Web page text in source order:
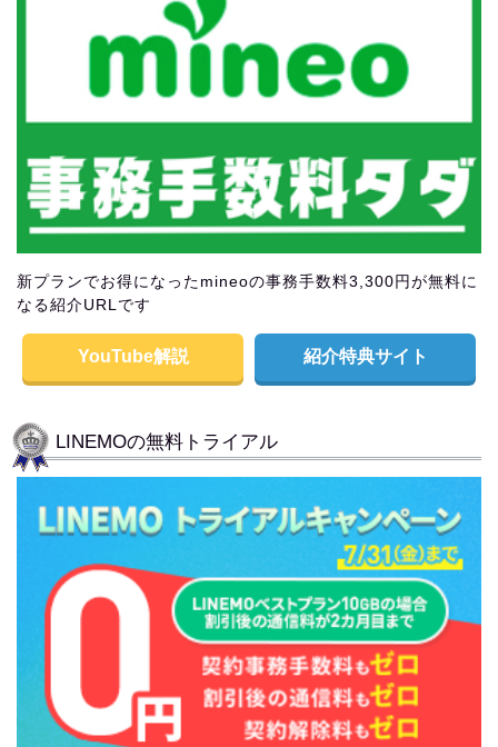
新プランでお得になったmineoの事務手数料3,300円が無料に
なる紹介URLです
YouTube解説 紹介特典サイト
LINEMOの無料トライアル